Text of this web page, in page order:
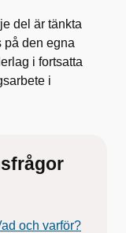
del är tänkta
på den egna
i fortsatta
i
och varför?